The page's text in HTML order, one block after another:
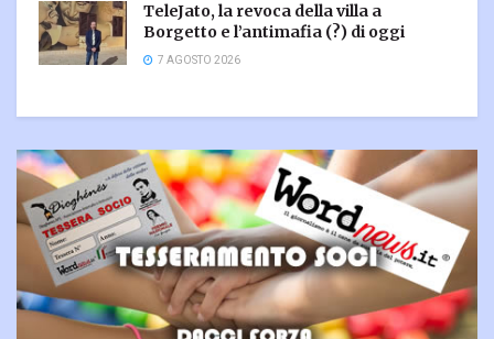
TeleJato, la revoca della villa a
Borgetto e l’antimafia (?) di oggi
7 AGOSTO 2026